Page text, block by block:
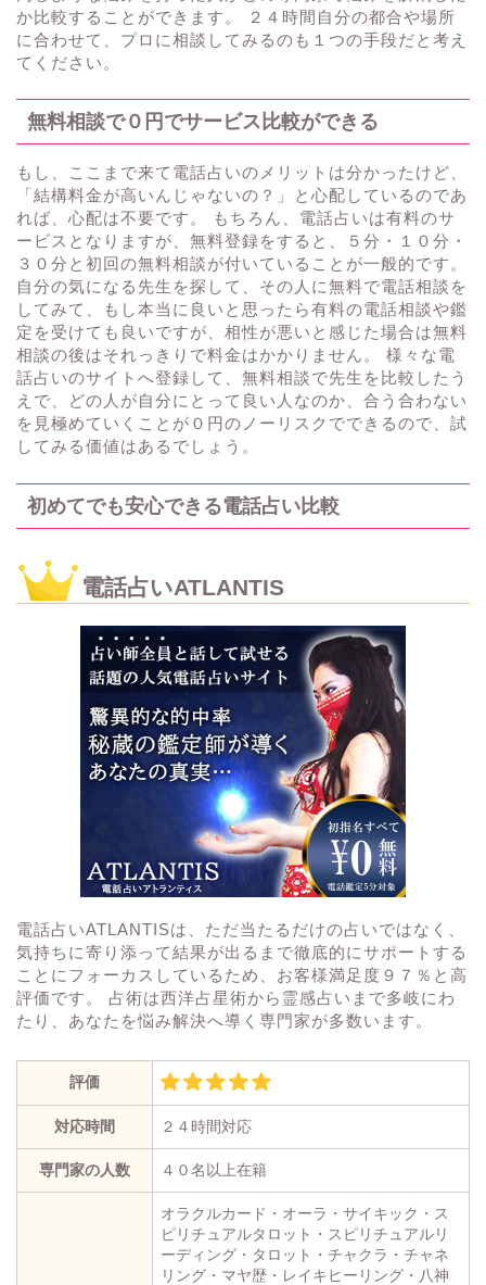
か比較することができます。 ２４時間自分の都合や場所
に合わせて、プロに相談してみるのも１つの手段だと考え
てください。
無料相談で０円でサービス比較ができる
もし、ここまで来て電話占いのメリットは分かったけど、
「結構料金が高いんじゃないの？」と心配しているのであ
れば、心配は不要です。 もちろん、電話占いは有料のサ
ービスとなりますが、無料登録をすると、５分・１０分・
３０分と初回の無料相談が付いていることが一般的です。
自分の気になる先生を探して、その人に無料で電話相談を
してみて、もし本当に良いと思ったら有料の電話相談や鑑
定を受けても良いですが、相性が悪いと感じた場合は無料
相談の後はそれっきりで料金はかかりません。 様々な電
話占いのサイトへ登録して、無料相談で先生を比較したう
えで、どの人が自分にとって良い人なのか、合う合わない
を見極めていくことが０円のノーリスクでできるので、試
してみる価値はあるでしょう。
初めてでも安心できる電話占い比較
電話占いATLANTIS
電話占いATLANTISは、ただ当たるだけの占いではなく、
気持ちに寄り添って結果が出るまで徹底的にサポートする
ことにフォーカスしているため、お客様満足度９７％と高
評価です。 占術は西洋占星術から霊感占いまで多岐にわ
たり、あなたを悩み解決へ導く専門家が多数います。
評価
対応時間 ２４時間対応
専門家の人数 ４０名以上在籍
オラクルカード・オーラ・サイキック・ス
ピリチュアルタロット・スピリチュアルリ
ーディング・タロット・チャクラ・チャネ
リング・マヤ歴・レイキヒーリング・八神